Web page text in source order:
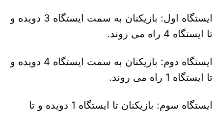
ایستگاه اول: بازیکنان به سمت ایستگاه 3 دویده و
تا ایستگاه 4 راه می روند.
ایستگاه دوم: بازیکنان به سمت ایستگاه 4 دویده و
تا ایستگاه 1 راه می روند.
ایستگاه سوم: بازیکنان تا ایستگاه 1 دویده و تا